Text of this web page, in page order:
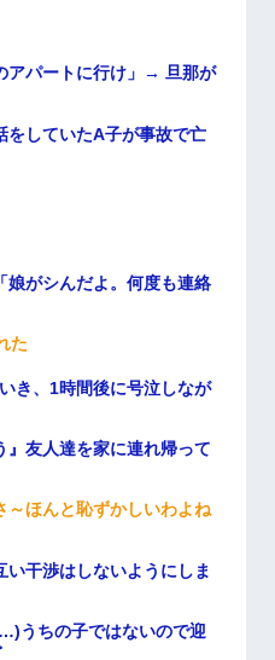
アパートに行け」→ 旦那が
をしていたA子が事故で亡
がシんだよ。何度も連絡
た
き、1時間後に号泣しなが
』友人達を家に連れ帰って
～ほんと恥ずかしいわよね
い干渉はしないようにしま
うちの子ではないので迎